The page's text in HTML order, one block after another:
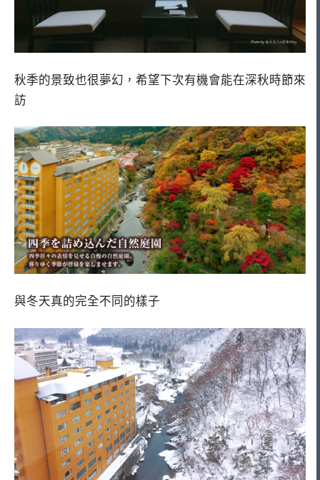
秋季的景致也很夢幻，希望下次有機會能在深秋時節來
訪
與冬天真的完全不同的樣子